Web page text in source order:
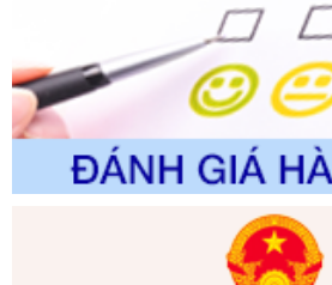
Tên: Về việc công bố Danh mục thủ
đổi, bổ sung và phê duyệt Quy trình
trong giải quyết thủtục hành chính lĩnh
thuộc phạm vi giải quyết của Sở
trường
Ngày ban hành: 01/06/2026
Số kí hiệu:2300/QĐ-UBND
Tên: V/v công bố danh mục thủ tục
đổi, bổ sung và phê duyệt quy trình
giải quyết thủ tục hành chính trong
phạm vi chức năng quản lý của Sở Tư